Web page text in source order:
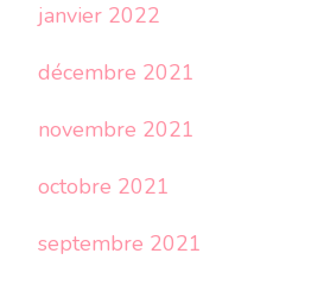
janvier 2022
décembre 2021
novembre 2021
octobre 2021
septembre 2021